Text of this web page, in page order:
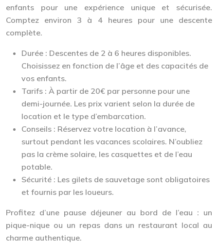
enfants pour une expérience unique et sécurisée.
Comptez environ 3 à 4 heures pour une descente
complète.
Durée : Descentes de 2 à 6 heures disponibles.
Choisissez en fonction de l’âge et des capacités de
vos enfants.
Tarifs : À partir de 20€ par personne pour une
demi-journée. Les prix varient selon la durée de
location et le type d’embarcation.
Conseils : Réservez votre location à l’avance,
surtout pendant les vacances scolaires. N’oubliez
pas la crème solaire, les casquettes et de l’eau
potable.
Sécurité : Les gilets de sauvetage sont obligatoires
et fournis par les loueurs.
Profitez d’une pause déjeuner au bord de l’eau : un
pique-nique ou un repas dans un restaurant local au
charme authentique.